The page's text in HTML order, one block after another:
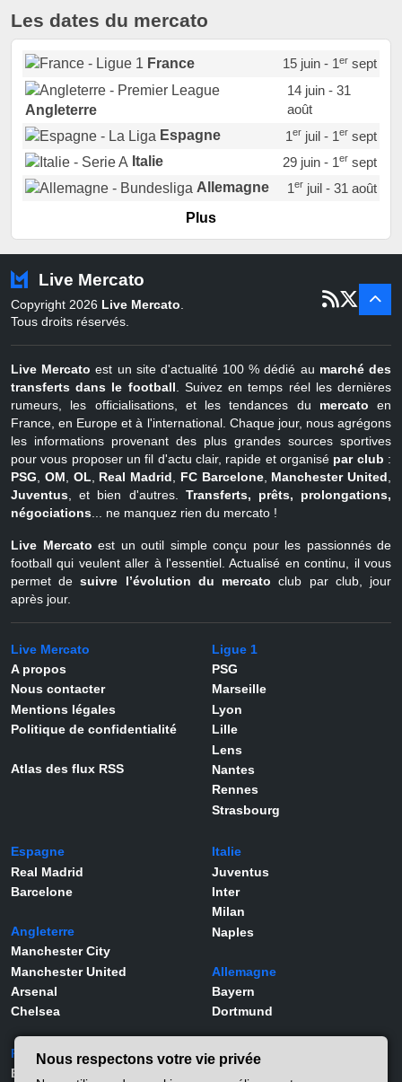
Les dates du mercato
France 15 juin - 1ersept
Angleterre
14 juin - 31
août
Espagne
1erjuil - 1ersept
Italie
29 juin - 1ersept
Allemagne
1erjuil - 31 août
Portugal
Pays-Bas
22 juin - 2 sept
Belgique
juil - 31
Plus
Live Mercato
Copyright 2026 Live Mercato.
Tous droits réservés.
Live Mercato est un site d'actualité 100 % dédié au marché des
transferts dans le football. Suivez en temps réel les dernières
rumeurs, les officialisations, et les tendances du mercato en
France, en Europe et à l'international. Chaque jour, nous agrégons
les informations provenant des plus grandes sources sportives
pour vous proposer un fil d'actu clair, rapide et organisé par club :
PSG, OM, OL, Real Madrid, FC Barcelone, Manchester United,
Juventus, et bien d'autres. Transferts, prêts, prolongations,
négociations... ne manquez rien du mercato !
Live Mercato est un outil simple conçu pour les passionnés de
football qui veulent aller à l'essentiel. Actualisé en continu, il vous
permet desuivre l’évolution du mercato club par club, jour
après jour.
Live Mercato
A propos
Nous contacter
Mentions légales
Politique de confidentialité
Atlas des flux RSS
Ligue 1
PSG
Marseille
Lyon
Lille
Lens
Nantes
Rennes
Strasbourg
Espagne
Real Madrid
Barcelone
Angleterre
Manchester City
Manchester United
Arsenal
Chelsea
Italie
Juventus
Inter
Milan
Naples
Allemagne
Bayern
Dortmund
Portugal
Benfica
Joueurs
Nous respectons votre vie privée